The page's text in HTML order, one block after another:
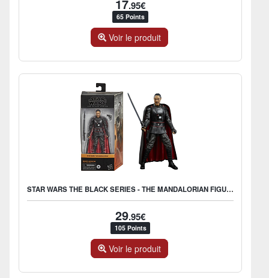
17.95€
65 Points
Voir le produit
STAR WARS THE BLACK SERIES - THE MANDALORIAN FIGURINE D'ACTION D
29.95€
105 Points
Voir le produit